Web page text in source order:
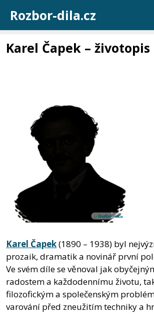
obsah
Rozbor-dila.cz
Karel Čapek – životopis
Karel Čapek(1890 – 1938) byl
prozaik, dramatik a novinář první
Ve svém díle se věnoval jak
radostem a každodennímu životu,
filozofickým a společenským
varování před zneužitím techniky a